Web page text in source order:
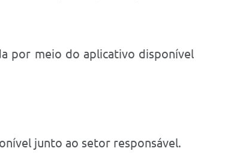
por meio do aplicativo disponível
junto ao setor responsável.